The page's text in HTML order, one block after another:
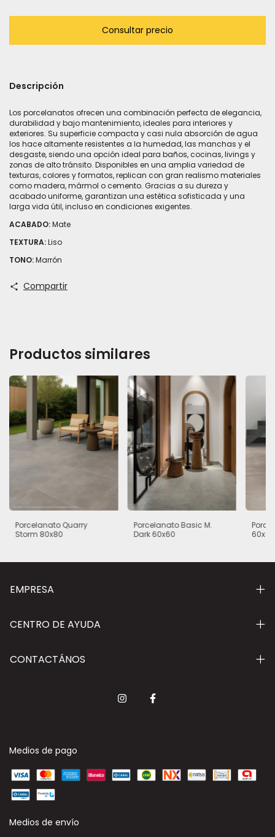
Descripción
Los porcelanatos ofrecen una combinación perfecta de elegancia,
durabilidad y bajo mantenimiento, ideales para interiores y
exteriores. Su superficie compacta y casi nula absorción de agua
los hace altamente resistentes a la humedad, las manchas y el
desgaste, siendo una opción ideal para baños, cocinas, livings y
zonas de alto tránsito. Disponibles en una amplia variedad de
texturas, colores y formatos, replican con gran realismo materiales
como madera, mármol o cemento. Gracias a su dureza y
acabado uniforme, garantizan una estética sofisticada y una
larga vida útil, incluso en condiciones exigentes.
ACABADO:Mate
TEXTURA:Liso
TONO:Marrón
Compartir
Productos similares
Porcelanato Quarry
Storm 80x80
Porcelanato Basic M.
Dark 60x60
60x60
EMPRESA
CENTRO DE AYUDA
CONTACTÁNOS
Medios de pago
Medios de envío